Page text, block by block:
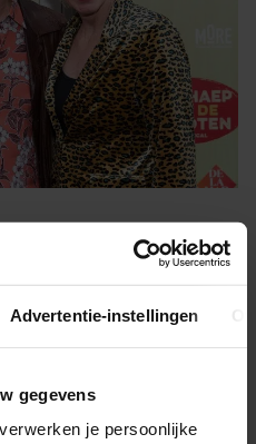
Advertentie-instellingen
gegevens
verwerken je persoonlijke
COR BAKKER